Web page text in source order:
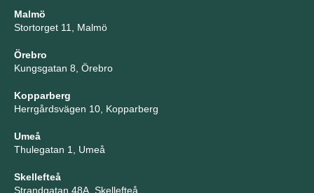
Malmö
Stortorget 11, Malmö
Örebro
Kungsgatan 8, Örebro
Kopparberg
Herrgårdsvägen 10, Kopparberg
Umeå
Thulegatan 1, Umeå
Skellefteå
Strandgatan 48A, Skellefteå